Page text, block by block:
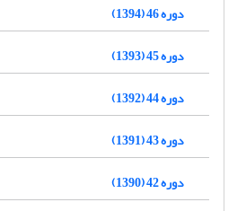
دوره 46 (1394)
دوره 45 (1393)
دوره 44 (1392)
دوره 43 (1391)
دوره 42 (1390)